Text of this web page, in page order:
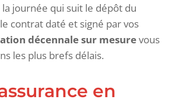
la journée qui suit le dépôt du
contrat daté et signé par vos
décennale sur mesurevous
les plus brefs délais.
en